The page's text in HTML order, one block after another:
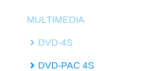
MULTIMEDIA
DVD-4S
DVD-PAC 4S